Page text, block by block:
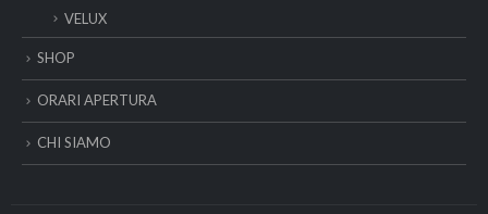
VELUX
SHOP
ORARI APERTURA
CHI SIAMO